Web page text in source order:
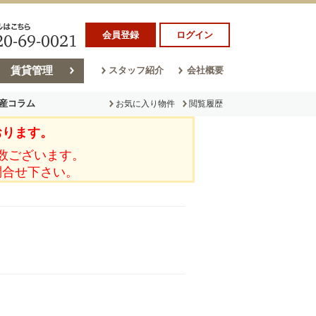
会員登録 ログイン
賃貸管理 スタッフ紹介 会社概要
コラム
ム
お気に入り物件 閲覧履歴
ます。
ざいます。
せ下さい。